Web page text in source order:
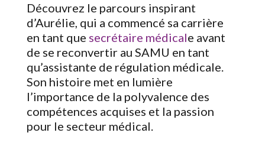
Découvrez le parcours inspirant
d’Aurélie, qui a commencé sa carrière
en tant que secrétaire médicale avant
de se reconvertir au SAMU en tant
qu’assistante de régulation médicale.
Son histoire met en lumière
l’importance de la polyvalence des
compétences acquises et la passion
pour le secteur médical.